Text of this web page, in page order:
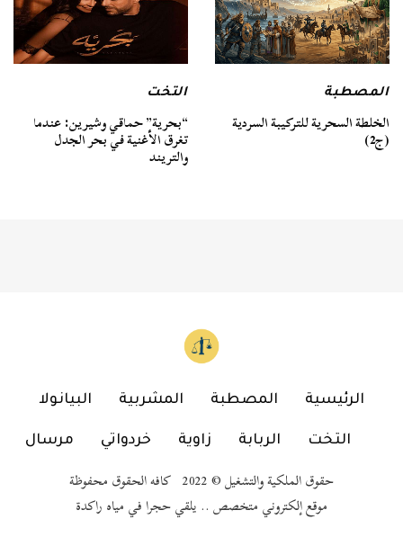
المصطبة
الخلطة السحرية للتركيبة السردية
(ج2)
التخت
“بحرية” حماقي وشيرين: عندما
تغرق الأغنية في بحر الجدل
والتريند
الرئيسية المصطبة المشربية البيانولا
التخت الربابة زاوية خردواتي مرسال
حقوق الملكية والتشغيل © 2022 كافه الحقوق محفوظة
موقع إلكتروني متخصص .. يلقي حجرا في مياه راكدة